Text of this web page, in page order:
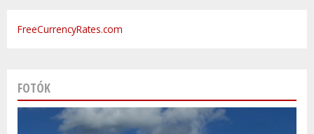
FreeCurrencyRates.com
FOTÓK